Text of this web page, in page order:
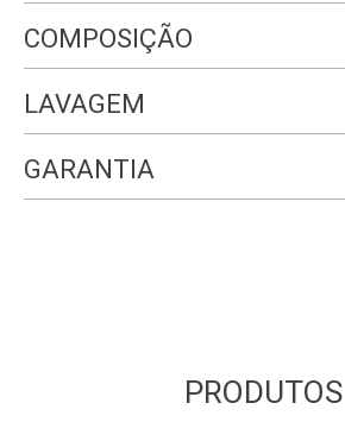
COMPOSIÇÃO
LAVAGEM
GARANTIA
PRODUTOS